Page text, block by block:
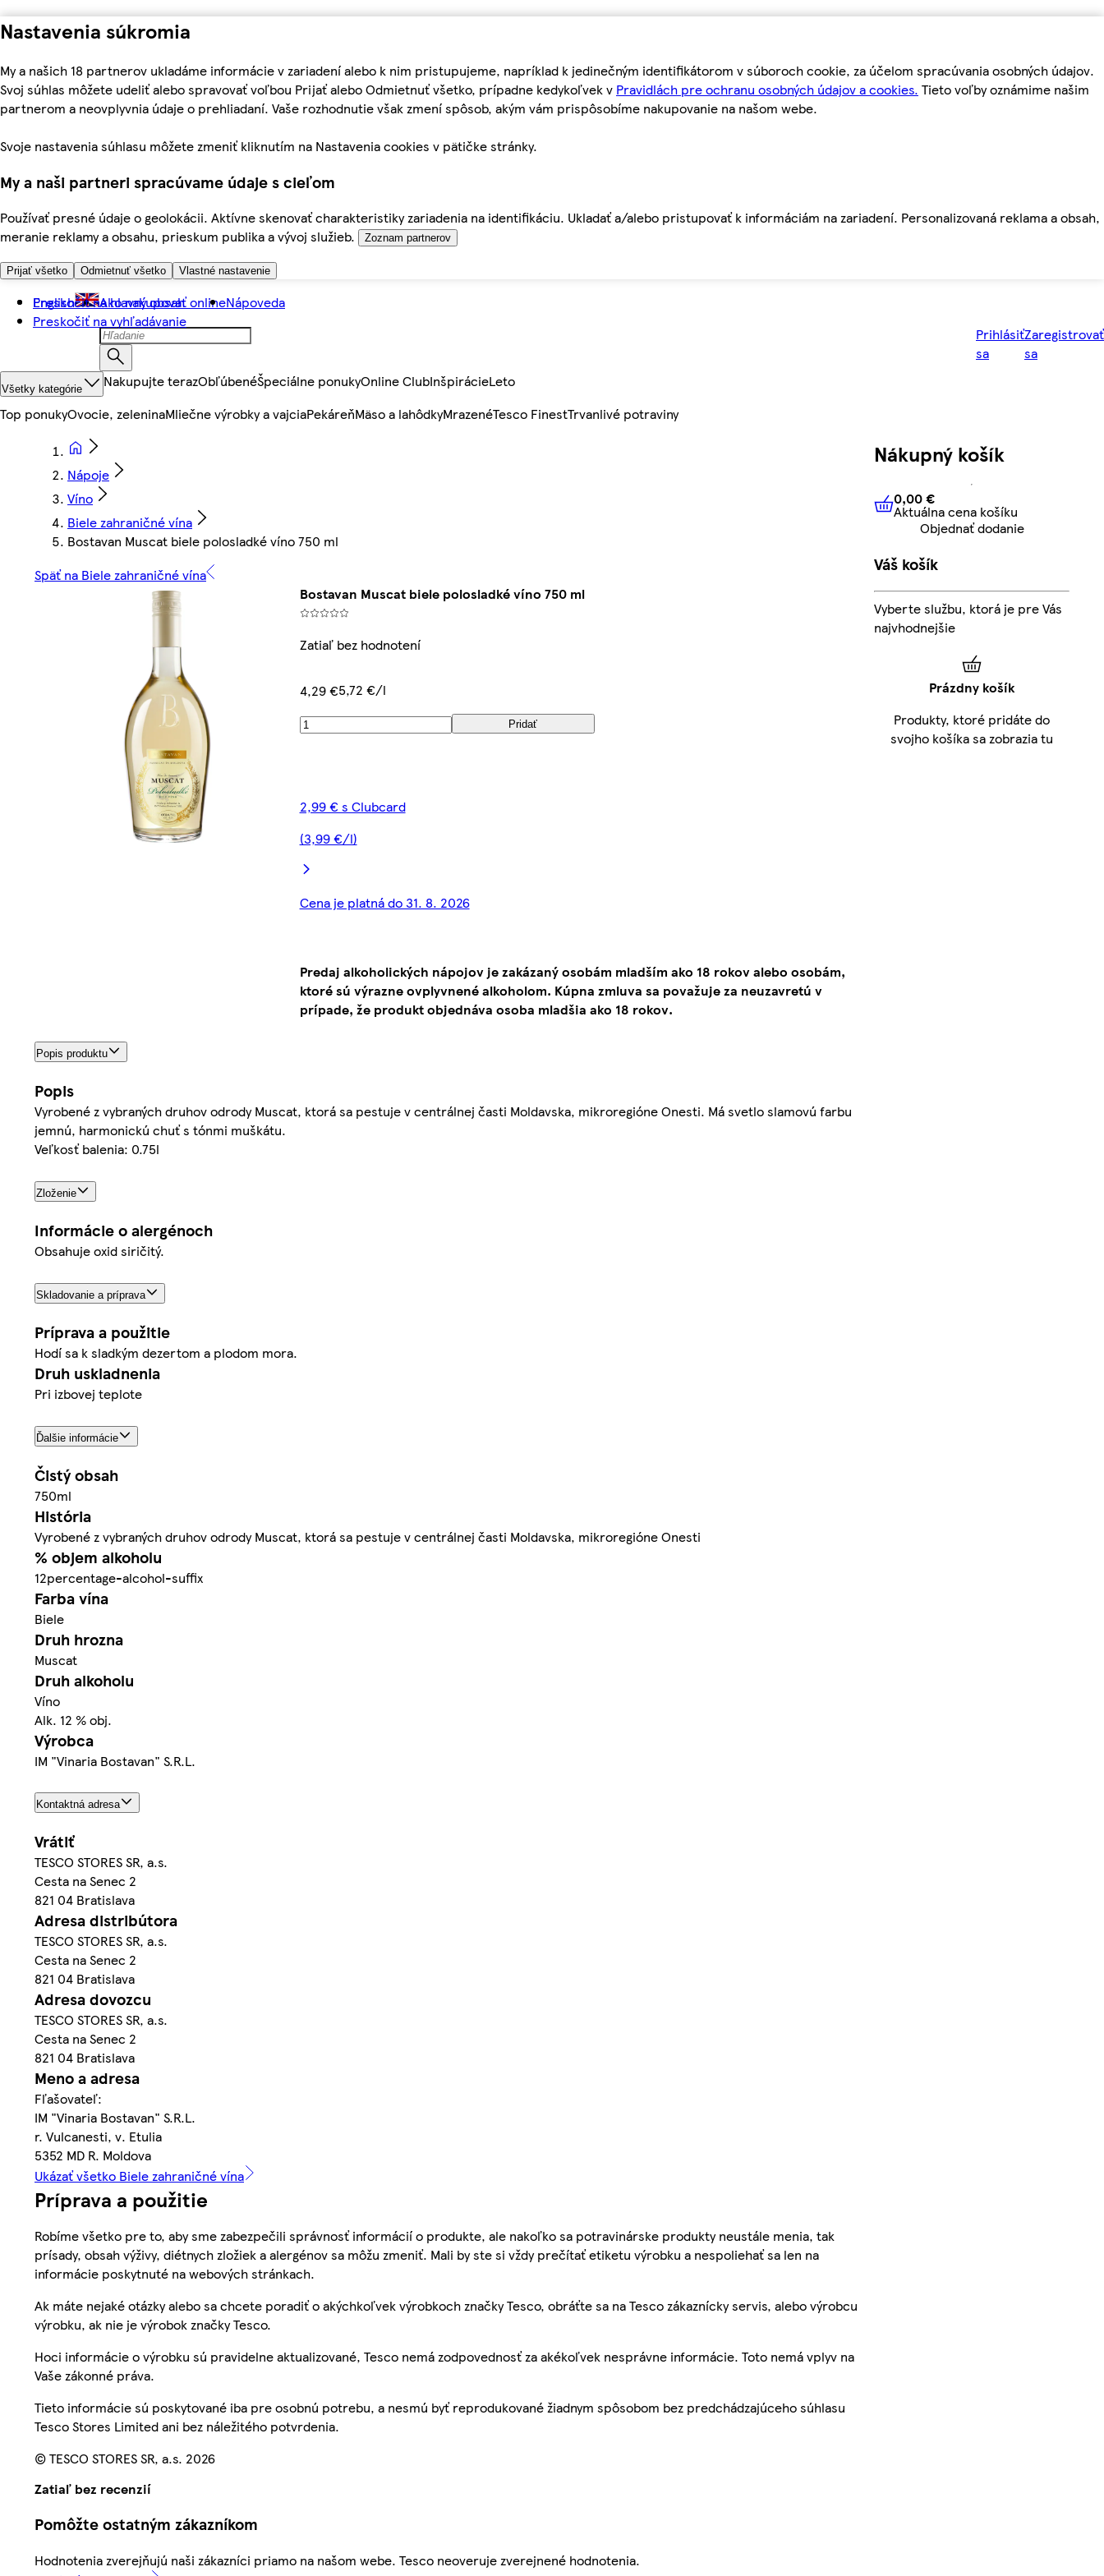
Nastavenia súkromia
My a našich 18 partnerov ukladáme informácie v zariadení alebo k nim pristupujeme, napríklad k jedinečným identifikátorom v súboroch cookie, za účelom spracúvania osobných údajov.
Svoj súhlas môžete udeliť alebo spravovať voľbou Prijať alebo Odmietnuť všetko, prípadne kedykoľvek v Pravidlách pre ochranu osobných údajov a cookies. Tieto voľby oznámime našim
partnerom a neovplyvnia údaje o prehliadaní. Vaše rozhodnutie však zmení spôsob, akým vám prispôsobíme nakupovanie na našom webe.
Svoje nastavenia súhlasu môžete zmeniť kliknutím na Nastavenia cookies v pätičke stránky.
My a naši partneri spracúvame údaje s cieľom
Používať presné údaje o geolokácii. Aktívne skenovať charakteristiky zariadenia na identifikáciu. Ukladať a/alebo pristupovať k informáciám na zariadení. Personalizovaná reklama a obsah,
meranie reklamy a obsahu, prieskum publika a vývoj služieb.
Zoznam partnerov
Prijať všetko Odmietnuť všetko Vlastné nastavenie
Preskočiť na hlavný obsah
Preskočiť na vyhľadávanie
English Ako nakupovať onlineNápoveda
Prihlásiť
sa
Zaregistrovať
sa
Všetky kategórie Nakupujte terazObľúbenéŠpeciálne ponukyOnline ClubInšpirácieLeto
Top ponukyOvocie, zeleninaMliečne výrobky a vajciaPekáreňMäso a lahôdkyMrazenéTesco FinestTrvanlivé potraviny
Nápoje
Víno
Biele zahraničné vína
Bostavan Muscat biele polosladké víno 750 ml
Späť na Biele zahraničné vína
Bostavan Muscat biele polosladké víno 750 ml
Zatiaľ bez hodnotení
4,29 €5,72 €/l
Pridať
2,99 € s Clubcard
(3,99 €/l)
Cena je platná do 31. 8. 2026
Predaj alkoholických nápojov je zakázaný osobám mladším ako 18 rokov alebo osobám,
ktoré sú výrazne ovplyvnené alkoholom. Kúpna zmluva sa považuje za neuzavretú v
prípade, že produkt objednáva osoba mladšia ako 18 rokov.
Popis produktu
Popis
Vyrobené z vybraných druhov odrody Muscat, ktorá sa pestuje v centrálnej časti Moldavska, mikroregióne Onesti. Má svetlo slamovú farbu
jemnú, harmonickú chuť s tónmi muškátu.
Veľkosť balenia: 0.75l
Zloženie
Informácie o alergénoch
Obsahuje oxid siričitý.
Skladovanie a príprava
Príprava a použitie
Hodí sa k sladkým dezertom a plodom mora.
Druh uskladnenia
Pri izbovej teplote
Ďalšie informácie
Čistý obsah
750ml
História
Vyrobené z vybraných druhov odrody Muscat, ktorá sa pestuje v centrálnej časti Moldavska, mikroregióne Onesti
% objem alkoholu
12percentage-alcohol-suffix
Farba vína
Biele
Druh hrozna
Muscat
Druh alkoholu
Víno
Alk. 12 % obj.
Výrobca
IM "Vinaria Bostavan" S.R.L.
Kontaktná adresa
Vrátiť
TESCO STORES SR, a.s.
Cesta na Senec 2
821 04 Bratislava
Adresa distribútora
TESCO STORES SR, a.s.
Cesta na Senec 2
821 04 Bratislava
Adresa dovozcu
TESCO STORES SR, a.s.
Cesta na Senec 2
821 04 Bratislava
Meno a adresa
Fľašovateľ:
IM "Vinaria Bostavan" S.R.L.
r. Vulcanesti, v. Etulia
5352 MD R. Moldova
Ukázať všetko Biele zahraničné vína
Príprava a použitie
Robíme všetko pre to, aby sme zabezpečili správnosť informácií o produkte, ale nakoľko sa potravinárske produkty neustále menia, tak
prísady, obsah výživy, diétnych zložiek a alergénov sa môžu zmeniť. Mali by ste si vždy prečítať etiketu výrobku a nespoliehať sa len na
informácie poskytnuté na webových stránkach.
Ak máte nejaké otázky alebo sa chcete poradiť o akýchkoľvek výrobkoch značky Tesco, obráťte sa na Tesco zákaznícky servis, alebo výrobcu
výrobku, ak nie je výrobok značky Tesco.
Hoci informácie o výrobku sú pravidelne aktualizované, Tesco nemá zodpovednosť za akékoľvek nesprávne informácie. Toto nemá vplyv na
Vaše zákonné práva.
Tieto informácie sú poskytované iba pre osobnú potrebu, a nesmú byť reprodukované žiadnym spôsobom bez predchádzajúceho súhlasu
Tesco Stores Limited ani bez náležitého potvrdenia.
© TESCO STORES SR, a.s. 2026
Zatiaľ bez recenzií
Pomôžte ostatným zákazníkom
Hodnotenia zverejňujú naši zákazníci priamo na našom webe. Tesco neoveruje zverejnené hodnotenia.
Nákupný košík
0,00 € Aktuálna cena košíku
0,00 €
Aktuálna cena košíku
Objednať dodanie
Váš košík
Vyberte službu, ktorá je pre Vás
najvhodnejšie
Prázdny košík
Produkty, ktoré pridáte do
svojho košíka sa zobrazia tu